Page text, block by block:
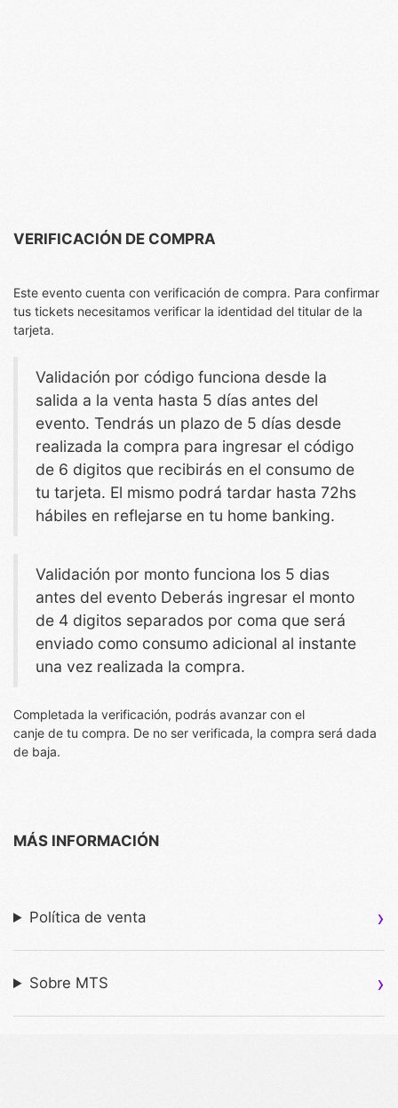
VERIFICACIÓN DE COMPRA
Este evento cuenta con verificación de compra. Para confirmar
tus tickets necesitamos verificar la identidad del titular de la
tarjeta.
Validación por código funciona desde la
salida a la venta hasta 5 días antes del
evento. Tendrás un plazo de 5 días desde
realizada la compra para ingresar el código
de 6 digitos que recibirás en el consumo de
tu tarjeta. El mismo podrá tardar hasta 72hs
hábiles en reflejarse en tu home banking.
Validación por monto funciona los 5 dias
antes del evento Deberás ingresar el monto
de 4 digitos separados por coma que será
enviado como consumo adicional al instante
una vez realizada la compra.
Completada la verificación, podrás avanzar con el
canje de tu compra. De no ser verificada, la compra será dada
de baja.
MÁS INFORMACIÓN
Política de venta
Sobre MTS